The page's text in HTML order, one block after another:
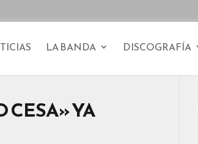
LA BANDA DISCOGRAFÍA
CESA» YA